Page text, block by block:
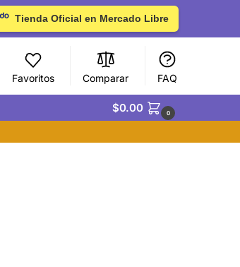
Tienda Oficial en Mercado Libre
Favoritos Comparar FAQ
$0.00 0